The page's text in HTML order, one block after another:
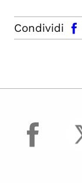
Condividi
facebook
facebook